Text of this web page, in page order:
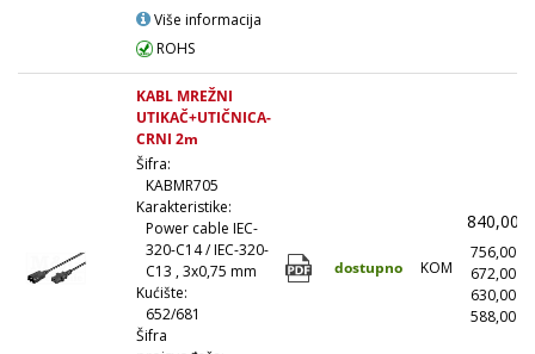
Više informacija
ROHS
KABL MREŽNI
UTIKAČ+UTIČNICA-
CRNI 2m
Šifra:
KABMR705
Karakteristike:
Power cable IEC-
320-C14 / IEC-320-
C13 , 3x0,75 mm
Kućište:
652/681
Šifra
dostupno KOM
840,00
756,00
672,00
630,00
588,00